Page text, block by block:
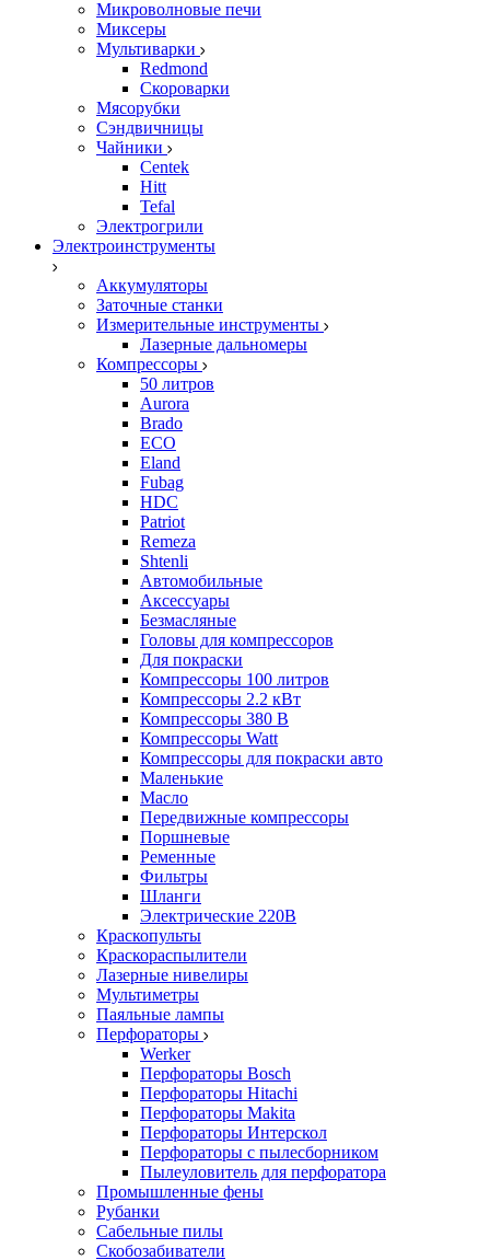
Микроволновые печи
Миксеры
Мультиварки
Redmond
Скороварки
Мясорубки
Сэндвичницы
Чайники
Centek
Hitt
Tefal
Электрогрили
Электроинструменты
Аккумуляторы
Заточные станки
Измерительные инструменты
Лазерные дальномеры
Компрессоры
50 литров
Aurora
Brado
ECO
Eland
Fubag
HDC
Patriot
Remeza
Shtenli
Автомобильные
Аксессуары
Безмасляные
Головы для компрессоров
Для покраски
Компрессоры 100 литров
Компрессоры 2.2 кВт
Компрессоры 380 В
Компрессоры Watt
Компрессоры для покраски авто
Маленькие
Масло
Передвижные компрессоры
Поршневые
Ременные
Фильтры
Шланги
Электрические 220В
Краскопульты
Краскораспылители
Лазерные нивелиры
Мультиметры
Паяльные лампы
Перфораторы
Werker
Перфораторы Bosch
Перфораторы Hitachi
Перфораторы Makita
Перфораторы Интерскол
Перфораторы с пылесборником
Пылеуловитель для перфоратора
Промышленные фены
Рубанки
Сабельные пилы
Скобозабиватели